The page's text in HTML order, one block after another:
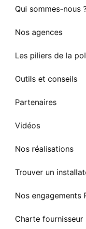
Qui sommes-nous
Nos agences
Les piliers de la
Outils et conseils
Partenaires
Vidéos
Nos réalisations
Trouver un
Nos engagements
Charte fournisseur